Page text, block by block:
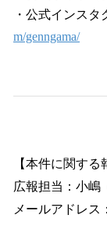
・公式インスタ
m/genngama/
【本件に関する
広報担当：小嶋
メールアドレス